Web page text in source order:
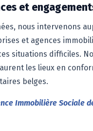
et
nous intervenons
et agences
situations difficiles.
les lieux en
belges.
Immobilière Sociale